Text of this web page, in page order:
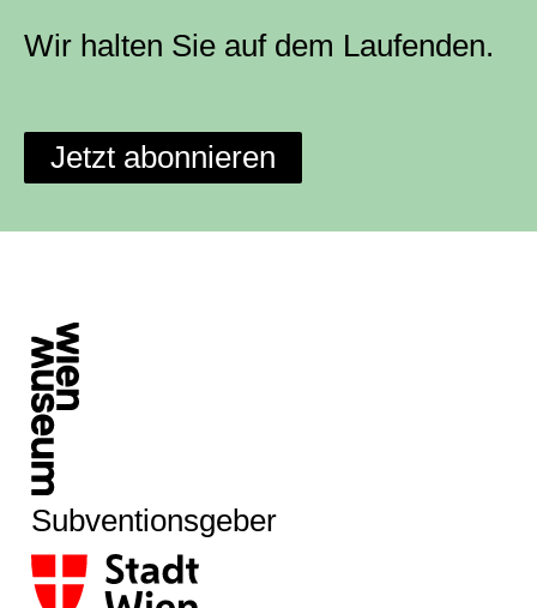
Wir halten Sie auf dem Laufenden.
Jetzt abonnieren
Subventionsgeber